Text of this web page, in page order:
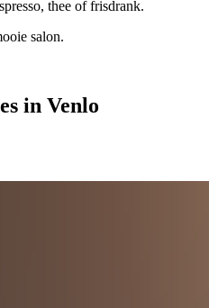
thee of frisdrank.
salon.
in Venlo